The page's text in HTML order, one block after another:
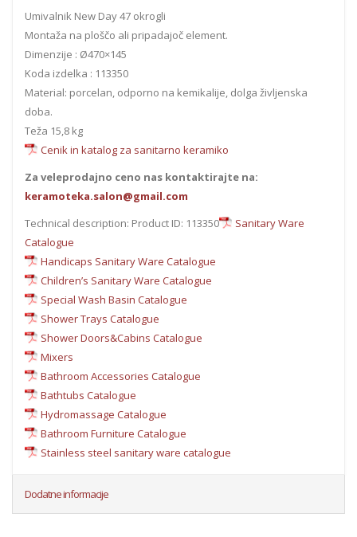
Umivalnik New Day 47 okrogli
Montaža na ploščo ali pripadajoč element.
Dimenzije : Ø470×145
Koda izdelka : 113350
Material: porcelan, odporno na kemikalije, dolga življenska
doba.
Teža 15,8 kg
Cenik in katalog za sanitarno keramiko
Za veleprodajno ceno nas kontaktirajte na:
keramoteka.salon@gmail.com
Technical description: Product ID: 113350
Sanitary Ware
Catalogue
Handicaps Sanitary Ware Catalogue
Children’s Sanitary Ware Catalogue
Special Wash Basin Catalogue
Shower Trays Catalogue
Shower Doors&Cabins Catalogue
Mixers
Bathroom Accessories Catalogue
Bathtubs Catalogue
Hydromassage Catalogue
Bathroom Furniture Catalogue
Stainless steel sanitary ware catalogue
Dodatne informacije